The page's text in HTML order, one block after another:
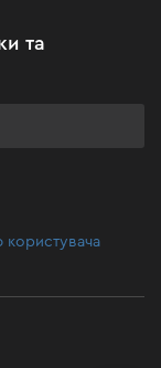
та
користувача